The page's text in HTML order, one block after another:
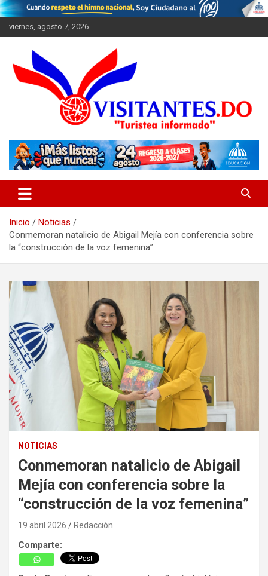
Saltar
al
contenido
viernes, agosto 7, 2026
Visitantes
Inicio
Noticias
Conmemoran natalicio de Abigail Mejía con conferencia sobre
la “construcción de la voz femenina”
NOTICIAS
Conmemoran natalicio de Abigail
Mejía con conferencia sobre la
“construcción de la voz femenina”
19 abril 2026 Redacción
Comparte: